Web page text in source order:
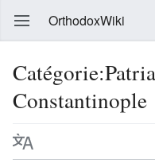
OrthodoxWiki
Constantinople